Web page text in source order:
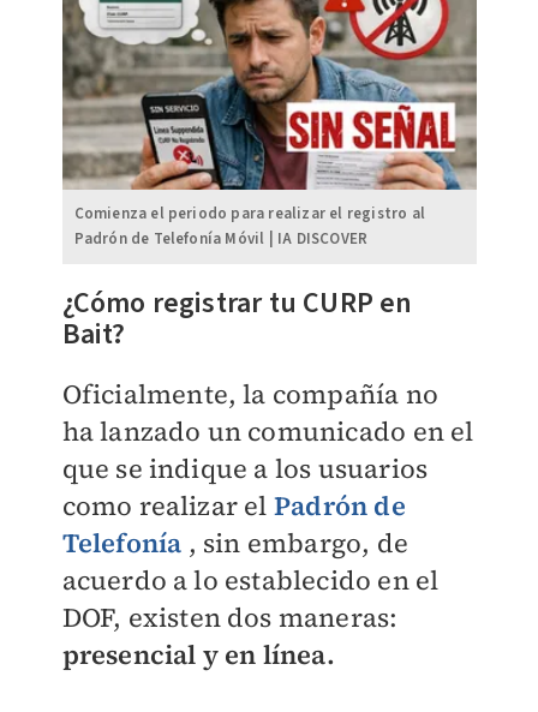
Comienza el periodo para realizar el registro al
Padrón de Telefonía Móvil | IA DISCOVER
¿Cómo registrar tu CURP en
Bait?
Oficialmente, la compañía no
ha lanzado un comunicado en el
que se indique a los usuarios
como realizar el Padrón de
Telefonía , sin embargo, de
acuerdo a lo establecido en el
DOF, existen dos maneras:
presencial y en línea.